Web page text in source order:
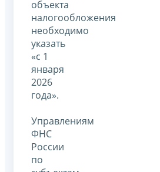
объекта
налогообложения
необходимо
указать
«с 1
января
2026
года».
Управлениям
ФНС
России
по